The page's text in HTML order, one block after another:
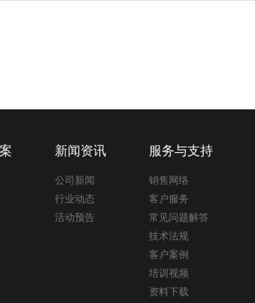
新闻资讯
公司新闻
行业动态
活动预告
服务与支持
销售网络
客户服务
常见问题解答
技术法规
客户案例
培训视频
资料下载